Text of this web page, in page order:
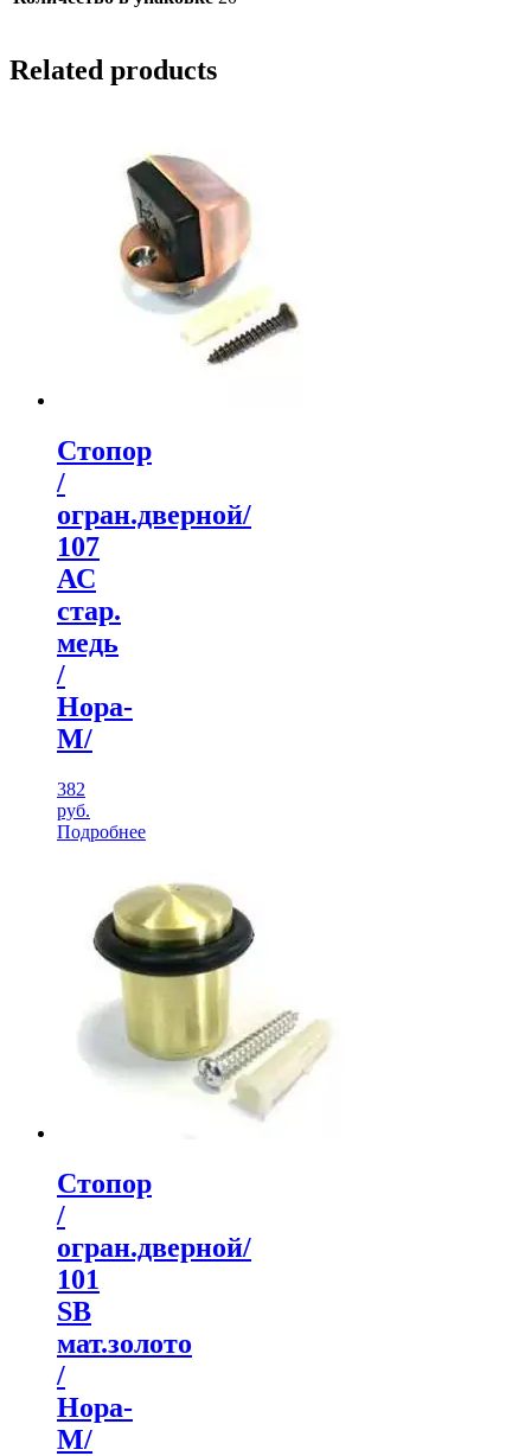
Related products
Стопор
/
огран.дверной/
107
АС
стар.
медь
/
Нора-
М/
382
руб.
Подробнее
Стопор
/
огран.дверной/
101
SВ
мат.золото
/
Нора-
М/